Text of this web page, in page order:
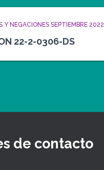
Y NEGACIONES SEPTIEMBRE 2022
22-2-0306-DS
de contacto